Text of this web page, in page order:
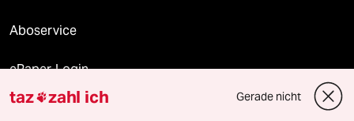
Aboservice
ePaper Login
Downloads für Abonnierende
taz zahl ich Gerade nicht